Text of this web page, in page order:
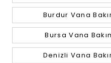
Burdur Vana
Bursa Vana
Denizli Vana